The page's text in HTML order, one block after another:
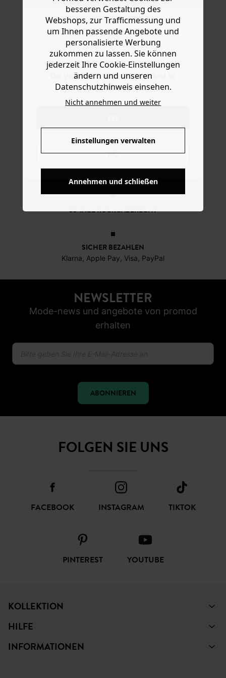
Do you want to be redirected to
www.promod.com ?
NO
aus goldfarbenem Metall ist längenverstellbar mit
Kettchen und Metallverschluss. Es kommt in
Einheitsgröße. Eine schöne Geschenkidee.
30 TAGE RÜCKGABERECHT
SICHER BEZAHLEN
Klarna, Apple Pay, Visa, PayPal
NEWSLETTER
Mode-news und angebote von promod
erhalten
ABONNIEREN
FOLGEN SIE UNS
FACEBOOK INSTAGRAM TIKTOK
PINTEREST YOUTUBE
KOLLEKTION
HILFE
INFORMATIONEN
besseren Gestaltung des
Webshops, zur Trafficmessung und
um Ihnen passende Angebote und
personalisierte Werbung
zukommen zu lassen. Sie können
jederzeit Ihre Cookie-Einstellungen
ändern und unseren
Datenschutzhinweis einsehen.
Nicht annehmen und weiter
Einstellungen verwalten
Annehmen und schließen